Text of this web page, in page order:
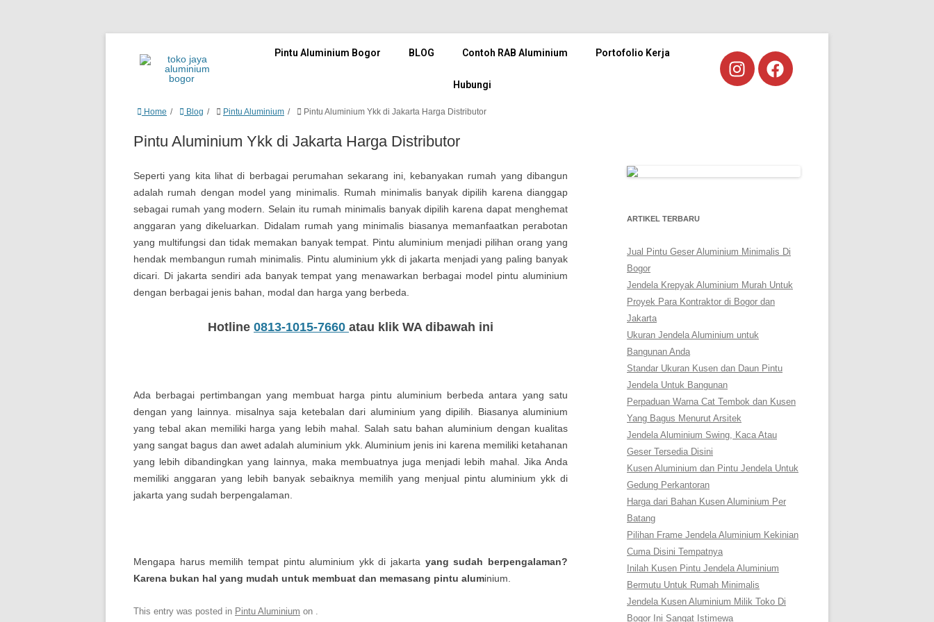
Pintu Aluminium Bogor BLOG Contoh RAB Aluminium Portofolio Kerja
Hubungi
Home Blog Pintu Aluminium Pintu Aluminium Ykk di Jakarta Harga Distributor
Pintu Aluminium Ykk di Jakarta Harga Distributor
Seperti yang kita lihat di berbagai perumahan sekarang ini, kebanyakan rumah yang dibangun
adalah rumah dengan model yang minimalis. Rumah minimalis banyak dipilih karena dianggap
sebagai rumah yang modern. Selain itu rumah minimalis banyak dipilih karena dapat menghemat
anggaran yang dikeluarkan. Didalam rumah yang minimalis biasanya memanfaatkan perabotan
yang multifungsi dan tidak memakan banyak tempat. Pintu aluminium menjadi pilihan orang yang
hendak membangun rumah minimalis. Pintu aluminium ykk di jakarta menjadi yang paling banyak
dicari. Di jakarta sendiri ada banyak tempat yang menawarkan berbagai model pintu aluminium
dengan berbagai jenis bahan, modal dan harga yang berbeda.
Hotline 0813-1015-7660 atau klik WA dibawah ini
Ada berbagai pertimbangan yang membuat harga pintu aluminium berbeda antara yang satu
dengan yang lainnya. misalnya saja ketebalan dari aluminium yang dipilih. Biasanya aluminium
yang tebal akan memiliki harga yang lebih mahal. Salah satu bahan aluminium dengan kualitas
yang sangat bagus dan awet adalah aluminium ykk. Aluminium jenis ini karena memiliki ketahanan
yang lebih dibandingkan yang lainnya, maka membuatnya juga menjadi lebih mahal. Jika Anda
memiliki anggaran yang lebih banyak sebaiknya memilih yang menjual pintu aluminium ykk di
jakarta yang sudah berpengalaman.
Mengapa harus memilih tempat pintu aluminium ykk di jakarta yang sudah berpengalaman?
Karena bukan hal yang mudah untuk membuat dan memasang pintu aluminium.
This entry was posted in Pintu Aluminium on .
ARTIKEL TERBARU
Jual Pintu Geser Aluminium Minimalis Di
Bogor
Jendela Krepyak Aluminium Murah Untuk
Proyek Para Kontraktor di Bogor dan
Jakarta
Ukuran Jendela Aluminium untuk
Bangunan Anda
Standar Ukuran Kusen dan Daun Pintu
Jendela Untuk Bangunan
Perpaduan Warna Cat Tembok dan Kusen
Yang Bagus Menurut Arsitek
Jendela Aluminium Swing, Kaca Atau
Geser Tersedia Disini
Kusen Aluminium dan Pintu Jendela Untuk
Gedung Perkantoran
Harga dari Bahan Kusen Aluminium Per
Batang
Pilihan Frame Jendela Aluminium Kekinian
Cuma Disini Tempatnya
Inilah Kusen Pintu Jendela Aluminium
Bermutu Untuk Rumah Minimalis
Jendela Kusen Aluminium Milik Toko Di
Bogor Ini Sangat Istimewa